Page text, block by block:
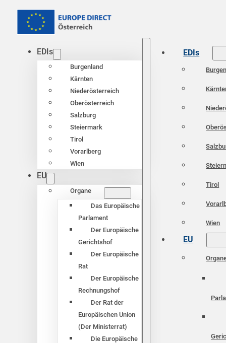
EDIs
Burgenland
Kärnten
Niederösterreich
Oberösterreich
Salzburg
Steiermark
Tirol
Vorarlberg
Wien
EU
Organe
Das Europäische
Parlament
Der Europäische
Gerichtshof
Der Europäische
Rat
Der Europäische
Rechnungshof
Der Rat der
Europäischen Union
(Der Ministerrat)
Die Europäische
EDIs
Tirol
Wien
EU